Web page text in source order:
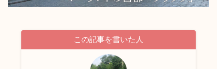
この記事を書いた人